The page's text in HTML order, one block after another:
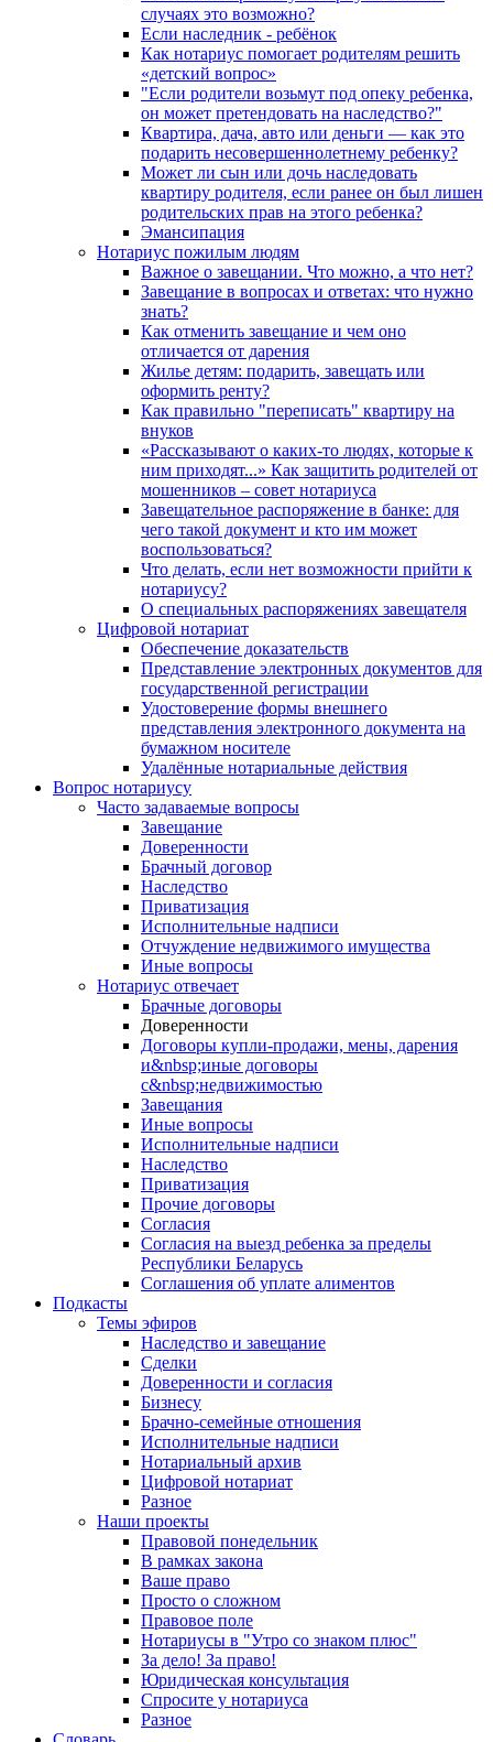
случаях это возможно?
Если наследник - ребёнок
Как нотариус помогает родителям решить
«детский вопрос»
"Если родители возьмут под опеку ребенка,
он может претендовать на наследство?"
Квартира, дача, авто или деньги — как это
подарить несовершеннолетнему ребенку?
Может ли сын или дочь наследовать
квартиру родителя, если ранее он был лишен
родительских прав на этого ребенка?
Эмансипация
Нотариус пожилым людям
Важное о завещании. Что можно, а что нет?
Завещание в вопросах и ответах: что нужно
знать?
Как отменить завещание и чем оно
отличается от дарения
Жилье детям: подарить, завещать или
оформить ренту?
Как правильно "переписать" квартиру на
внуков
«Рассказывают о каких-то людях, которые к
ним приходят...» Как защитить родителей от
мошенников – совет нотариуса
Завещательное распоряжение в банке: для
чего такой документ и кто им может
воспользоваться?
Что делать, если нет возможности прийти к
нотариусу?
О специальных распоряжениях завещателя
Цифровой нотариат
Обеспечение доказательств
Представление электронных документов для
государственной регистрации
Удостоверение формы внешнего
представления электронного документа на
бумажном носителе
Удалённые нотариальные действия
Вопрос нотариусу
Часто задаваемые вопросы
Завещание
Доверенности
Брачный договор
Наследство
Приватизация
Исполнительные надписи
Отчуждение недвижимого имущества
Иные вопросы
Нотариус отвечает
Брачные договоры
Доверенности
Договоры купли-продажи, мены, дарения
и&nbsp;иные договоры
с&nbsp;недвижимостью
Завещания
Иные вопросы
Исполнительные надписи
Наследство
Приватизация
Прочие договоры
Согласия
Согласия на выезд ребенка за пределы
Республики Беларусь
Соглашения об уплате алиментов
Подкасты
Темы эфиров
Наследство и завещание
Сделки
Доверенности и согласия
Бизнесу
Брачно-семейные отношения
Исполнительные надписи
Нотариальный архив
Цифровой нотариат
Разное
Наши проекты
Правовой понедельник
В рамках закона
Ваше право
Просто о сложном
Правовое поле
Нотариусы в "Утро со знаком плюс"
За дело! За право!
Юридическая консультация
Спросите у нотариуса
Разное